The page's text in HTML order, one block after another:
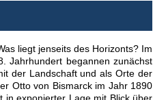
liegt jenseits des Horizonts? Im
Jahrhundert begannen zunächst
der Landschaft und als Orte der
Otto von Bismarck im Jahr 1890